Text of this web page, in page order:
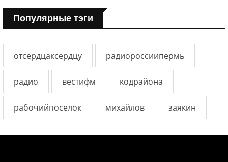
Популярные тэги
отсердцаксердцу радиороссиипермь
радио вестифм кодрайона
рабочийпоселок михайлов заякин